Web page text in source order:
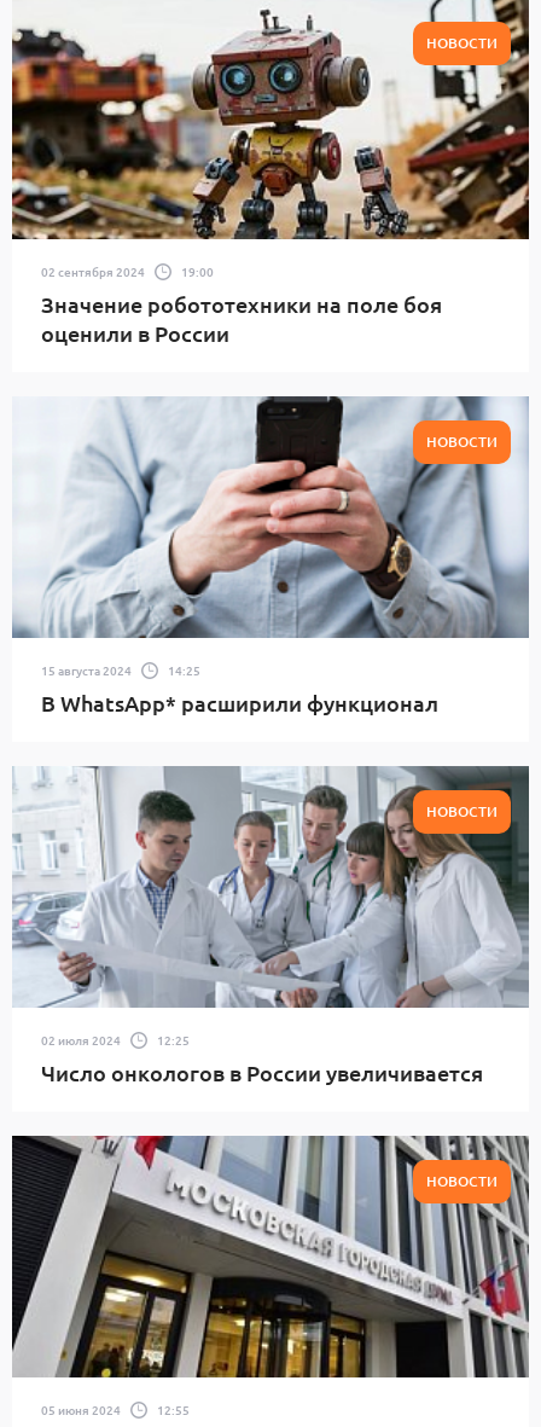
НОВОСТИ
02 сентября 2024 19:00
Значение робототехники на поле боя
оценили в России
НОВОСТИ
15 августа 2024 14:25
В WhatsApp* расширили функционал
НОВОСТИ
02 июля 2024 12:25
Число онкологов в России увеличивается
НОВОСТИ
05 июня 2024 12:55